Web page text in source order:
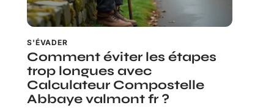
S'ÉVADER
Comment éviter les étapes
trop longues avec
Calculateur Compostelle
Abbaye valmont fr ?